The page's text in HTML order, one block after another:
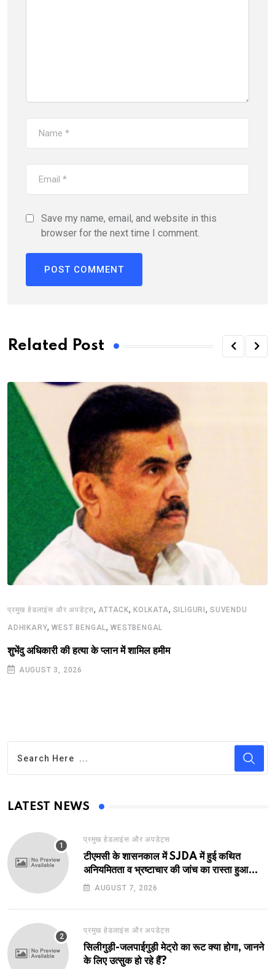
Save my name, email, and website in this
browser for the next time I comment.
Related Post
प्रमुख हेडलाइंस और अपडेट्स,ATTACK,KOLKATA, SILIGURI,SUVENDU
ADHIKARY,WEST BENGAL,WESTBENGAL
शुभेंदु अधिकारी की हत्या के प्लान में शामिल हमीम
AUGUST 3, 2026
LATEST NEWS
प्रमुख हेडलाइंस और अपडेट्स
टीएमसी के शासनकाल में SJDA में हुई कथित
अनियमितता व भ्रष्टाचार की जांच का रास्ता हुआ
प्रशस्त! एक नए अवतार में लौटा SJDA!
AUGUST 7, 2026
प्रमुख हेडलाइंस और अपडेट्स
सिलीगुड़ी-जलपाईगुड़ी मेट्रो का रूट क्या होगा, जानने
के लिए उत्सुक हो रहे हैं?